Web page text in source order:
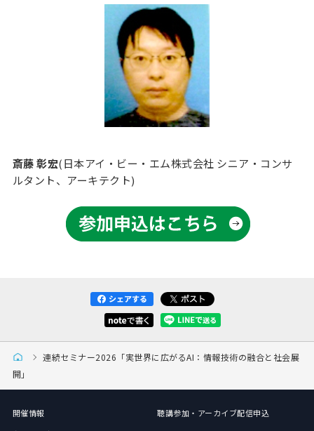
斎藤 彰宏(日本アイ・ビー・エム株式会社 シニア・コンサ
ルタント、アーキテクト)
連続セミナー2026「実世界に広がるAI：情報技術の融合と社会展
開」
開催情報
聴講参加・アーカイブ配信申込